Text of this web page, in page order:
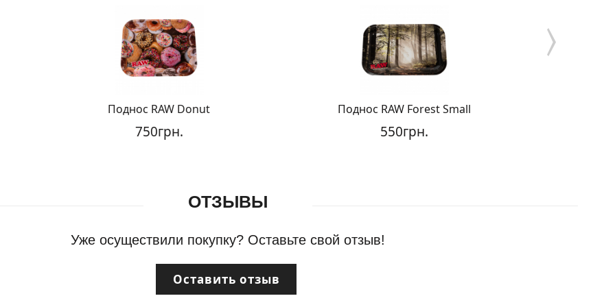
Поднос RAW Donut
750грн.
Поднос RAW Forest Small
550грн.
ОТЗЫВЫ
Уже осуществили покупку? Оставьте свой отзыв!
Оставить отзыв